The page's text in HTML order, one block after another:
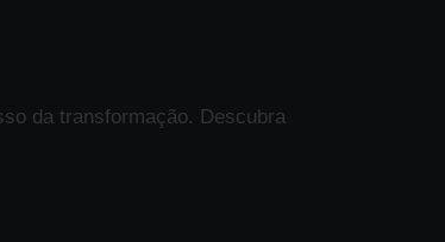
da transformação. Descubra